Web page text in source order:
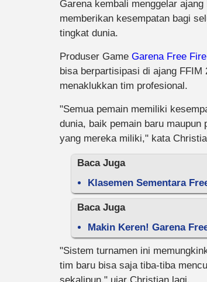
Garena kembali menggelar
memberikan kesempatan bagi
tingkat dunia.
Produser Game Garena Free
bisa berpartisipasi di ajang FFIM
menaklukkan tim profesional.
"Semua pemain memiliki
dunia, baik pemain baru
yang mereka miliki," kata
Baca Juga
Klasemen Sementara
Baca Juga
Makin Keren! Garena
"Sistem turnamen ini
tim baru bisa saja tiba-tiba